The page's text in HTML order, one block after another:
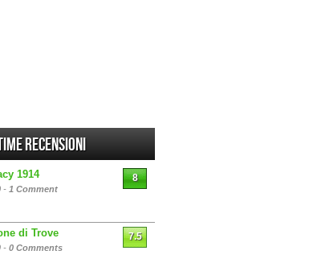
Recensioni
1914
- 1 Comment
8
di Trove
- 0 Comments
7.5